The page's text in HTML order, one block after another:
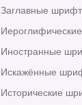
Заглавные
Иностранные
Искажённые
Исторические